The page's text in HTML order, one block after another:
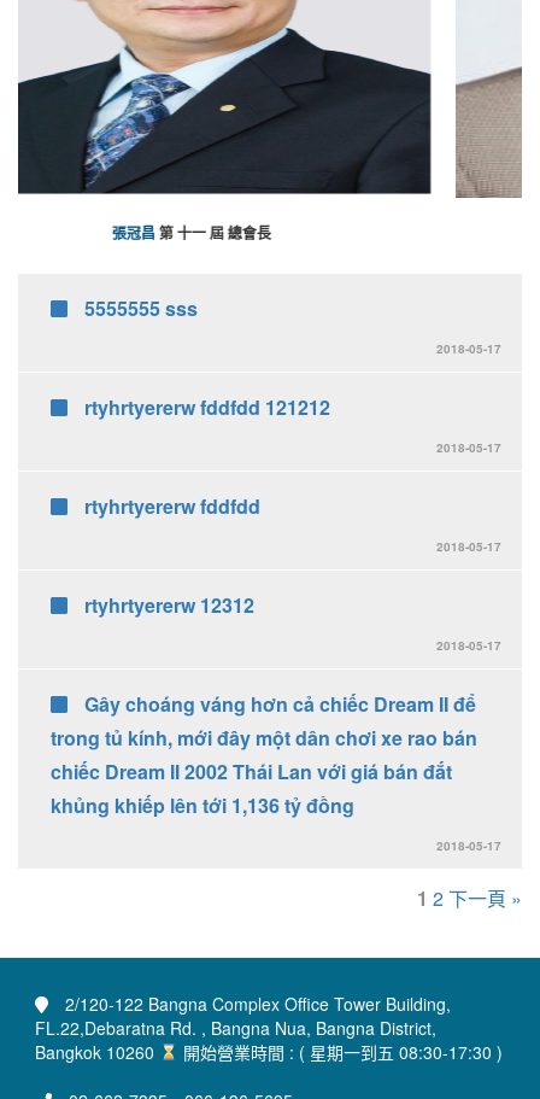
鄭伯卿第 八 屆 總會長
5555555 sss
2018-05-17
rtyhrtyererw fddfdd 121212
2018-05-17
rtyhrtyererw fddfdd
2018-05-17
rtyhrtyererw 12312
2018-05-17
Gây choáng váng hơn cả chiếc Dream II để
trong tủ kính, mới đây một dân chơi xe rao bán
chiếc Dream II 2002 Thái Lan với giá bán đắt
khủng khiếp lên tới 1,136 tỷ đồng
2018-05-17
1 2下一頁 »
2/120-122 Bangna Complex Office Tower Building,
FL.22,Debaratna Rd. , Bangna Nua, Bangna District,
Bangkok 10260
開始營業時間 : ( 星期一到五 08:30-17:30 )